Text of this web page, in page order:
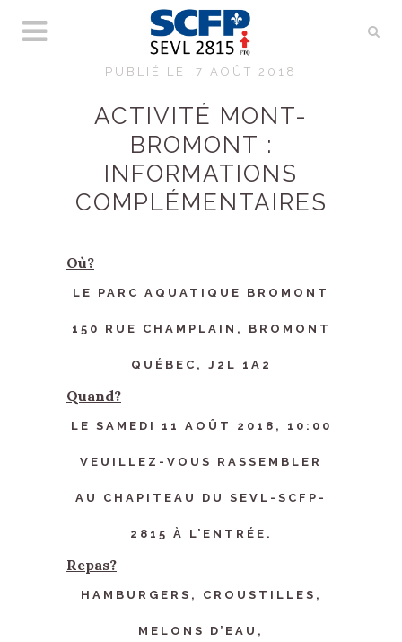
PUBLIÉ LE 7 AOÛT 2018
ACTIVITÉ MONT-
BROMONT :
INFORMATIONS
COMPLÉMENTAIRES
Où?
LE PARC AQUATIQUE BROMONT
150 RUE CHAMPLAIN, BROMONT
QUÉBEC, J2L 1A2
Quand?
LE SAMEDI 11 AOÛT 2018, 10:00
VEUILLEZ-VOUS RASSEMBLER
AU CHAPITEAU DU SEVL-SCFP-
2815 À L’ENTRÉE.
Repas?
HAMBURGERS, CROUSTILLES,
MELONS D’EAU,